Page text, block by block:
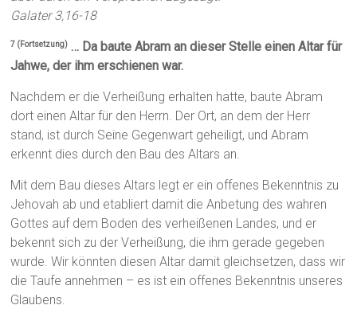
Galater 3,16-18
7 (Fortsetzung) … Da baute Abram an dieser Stelle einen Altar für
Jahwe, der ihm erschienen war.
Nachdem er die Verheißung erhalten hatte, baute Abram
dort einen Altar für den Herrn. Der Ort, an dem der Herr
stand, ist durch Seine Gegenwart geheiligt, und Abram
erkennt dies durch den Bau des Altars an.
Mit dem Bau dieses Altars legt er ein offenes Bekenntnis zu
Jehovah ab und etabliert damit die Anbetung des wahren
Gottes auf dem Boden des verheißenen Landes, und er
bekennt sich zu der Verheißung, die ihm gerade gegeben
wurde. Wir könnten diesen Altar damit gleichsetzen, dass wir
die Taufe annehmen – es ist ein offenes Bekenntnis unseres
Glaubens.